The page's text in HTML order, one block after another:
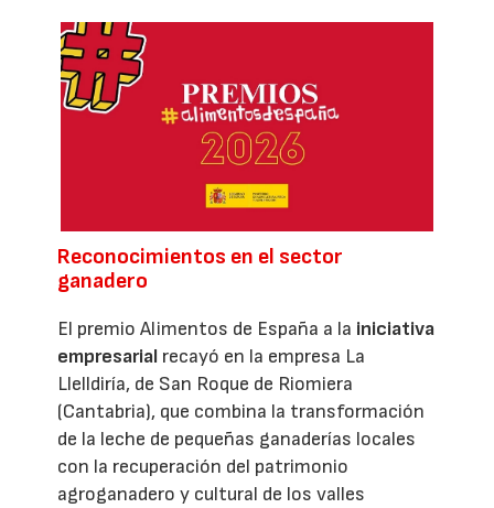
Reconocimientos en el sector
ganadero
El premio Alimentos de España a la iniciativa
empresarial recayó en la empresa La
Llelldiría, de San Roque de Riomiera
(Cantabria), que combina la transformación
de la leche de pequeñas ganaderías locales
con la recuperación del patrimonio
agroganadero y cultural de los valles